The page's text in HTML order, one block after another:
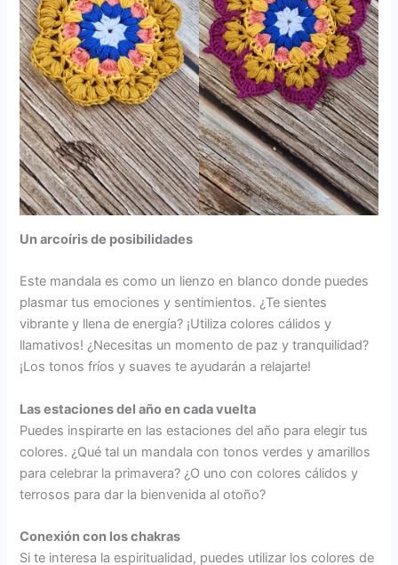
Un arcoíris de posibilidades
Este mandala es como un lienzo en blanco donde puedes
plasmar tus emociones y sentimientos. ¿Te sientes
vibrante y llena de energía? ¡Utiliza colores cálidos y
llamativos! ¿Necesitas un momento de paz y tranquilidad?
¡Los tonos fríos y suaves te ayudarán a relajarte!
Las estaciones del año en cada vuelta
Puedes inspirarte en las estaciones del año para elegir tus
colores. ¿Qué tal un mandala con tonos verdes y amarillos
para celebrar la primavera? ¿O uno con colores cálidos y
terrosos para dar la bienvenida al otoño?
Conexión con los chakras
Si te interesa la espiritualidad, puedes utilizar los colores de